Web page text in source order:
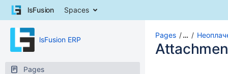
Skip
breadcrumbs
Skip
lsFusion Spaces
lsFusion ERP
Pages
Pages …